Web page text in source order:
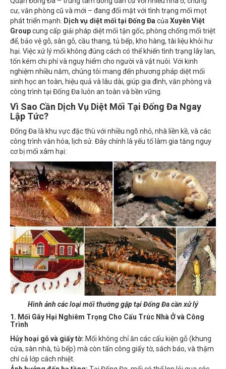
cư, văn phòng cũ và mới – đang đối mặt với tình trạng mối mọt
phát triển mạnh. Dịch vụ diệt mối tại Đống ĐacủaXuyên Việt
Groupcung cấp giải pháp diệt mối tận gốc, phòng chống mối triệt
để, bảo vệ gỗ, sàn gỗ, cầu thang, tủ bếp, kho hàng, tài liệu khỏi hư
hại. Việc xử lý mối không đúng cách có thể khiến tình trạng lây lan,
tốn kém chi phí và nguy hiểm cho người và vật nuôi. Với kinh
nghiệm nhiều năm, chúng tôi mang đến phương pháp diệt mối
sinh học an toàn, hiệu quả và lâu dài, giúp gia đình, văn phòng và
công trình tại Đống Đa luôn an toàn và bền vững.
Vì Sao Cần Dịch Vụ Diệt Mối Tại Đống Đa Ngay
Lập Tức?
công trình văn hóa, lịch sử. Đây chính là yếu tố làm gia tăng nguy
cơ bị mối xâm hại:
1. Mối Gây Hại Nghiêm Trọng Cho Cấu Trúc Nhà Ở và Công
Trình
cửa, sàn nhà, tủ bếp) mà còn tấn công giấy tờ, sách báo, và thậm
chí cả lớp cách nhiệt.
Ảnh hưởng đến hạ tầng: